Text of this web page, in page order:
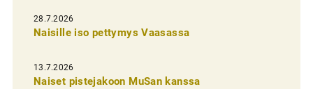
e
n
e
28.7.2026
Naisille iso pettymys Vaasassa
13.7.2026
Naiset pistejakoon MuSan kanssa